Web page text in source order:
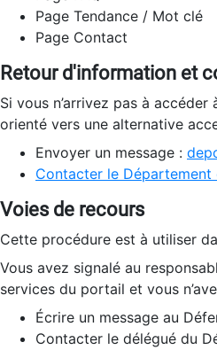
Page Tendance / Mot clé
Page Contact
Retour d'information et
Si vous n’arrivez pas à
orienté vers une alternative
Envoyer un message :
Contacter le
Voies de recours
Cette procédure est à utiliser
Vous avez signalé au
services du portail et vous
Écrire un message au
Contacter le délégué du